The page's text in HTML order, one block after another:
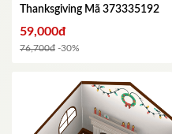
Thanksgiving Mã 373335192
59,000đ
76,700đ -30%